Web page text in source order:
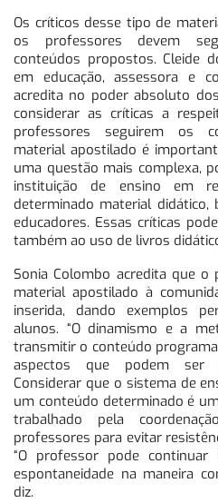
Os críticos desse tipo de
os professores devem
conteúdos propostos. Cleide
em educação, assessora e
acredita no poder absoluto
considerar as críticas a
professores seguirem os
material apostilado é
uma questão mais complexa,
instituição de ensino em
determinado material
educadores. Essas críticas
também ao uso de livros
Sonia Colombo acredita que
material apostilado à
inserida, dando exemplos
alunos. “O dinamismo e a
transmitir o conteúdo
aspectos que podem ser
Considerar que o sistema de
um conteúdo determinado é
trabalhado pela
professores para evitar
“O professor pode
espontaneidade na maneira
diz.